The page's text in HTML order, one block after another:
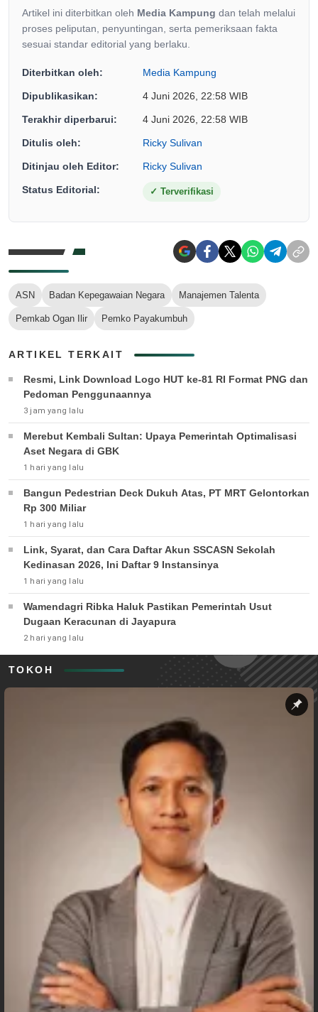
Artikel ini diterbitkan oleh Media Kampung dan telah melalui
proses peliputan, penyuntingan, serta pemeriksaan fakta
sesuai standar editorial yang berlaku.
Diterbitkan oleh: Media Kampung
Dipublikasikan: 4 Juni 2026, 22:58 WIB
Terakhir diperbarui: 4 Juni 2026, 22:58 WIB
Ditulis oleh: Ricky Sulivan
Ditinjau oleh Editor: Ricky Sulivan
Status Editorial: ✓ Terverifikasi
ASN Badan Kepegawaian Negara Manajemen Talenta
Pemkab Ogan Ilir Pemko Payakumbuh
ARTIKEL TERKAIT
Resmi, Link Download Logo HUT ke-81 RI Format PNG dan
Pedoman Penggunaannya
3 jam yang lalu
Merebut Kembali Sultan: Upaya Pemerintah Optimalisasi
Aset Negara di GBK
1 hari yang lalu
Bangun Pedestrian Deck Dukuh Atas, PT MRT Gelontorkan
Rp 300 Miliar
1 hari yang lalu
Link, Syarat, dan Cara Daftar Akun SSCASN Sekolah
Kedinasan 2026, Ini Daftar 9 Instansinya
1 hari yang lalu
Wamendagri Ribka Haluk Pastikan Pemerintah Usut
Dugaan Keracunan di Jayapura
2 hari yang lalu
TOKOH